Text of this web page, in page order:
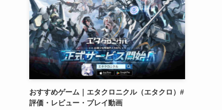
おすすめゲーム｜エタクロニクル（エタクロ）#
評価・レビュー・プレイ動画